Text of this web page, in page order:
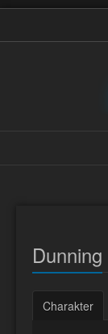
Dunning
Charakter